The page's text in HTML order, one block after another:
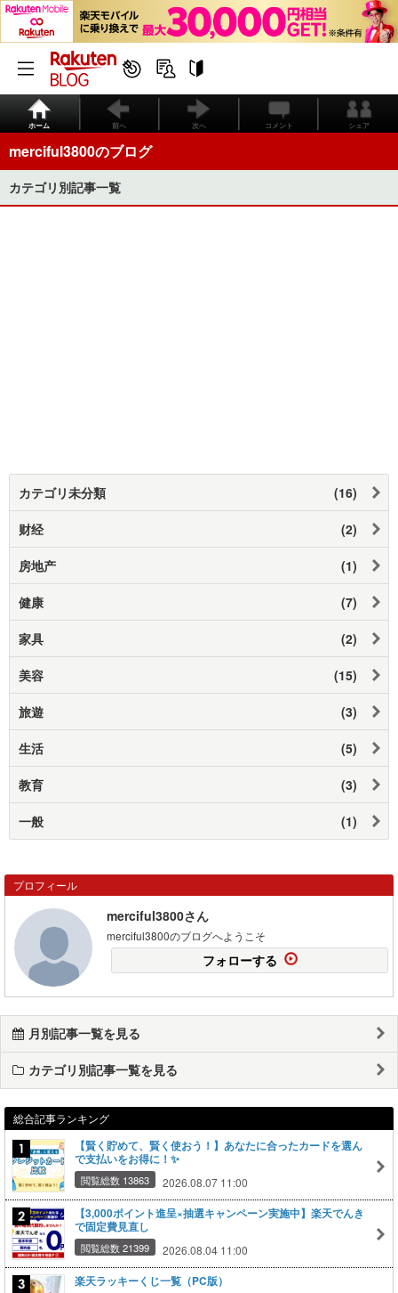
ホーム 前へ 次へ コメント シェア
merciful3800のブログ
カテゴリ別記事一覧
カテゴリ未分類 (16)
财经 (2)
房地产 (1)
健康 (7)
家具 (2)
美容 (15)
旅遊 (3)
生活 (5)
教育 (3)
一般 (1)
プロフィール
merciful3800さん
merciful3800のブログへようこそ
フォローする
月別記事一覧を見る
カテゴリ別記事一覧を見る
総合記事ランキング
【賢く貯めて、賢く使おう！】あなたに合ったカードを選ん
で支払いをお得に！✨
閲覧総数 13863 2026.08.07 11:00
【3,000ポイント進呈×抽選キャンペーン実施中】楽天でんき
で固定費見直し
閲覧総数 21399 2026.08.04 11:00
楽天ラッキーくじ一覧（PC版）